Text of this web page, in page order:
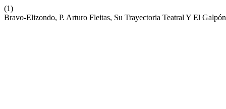
(1)
Bravo-Elizondo, P. Arturo Fleitas, Su Trayectoria Teatral Y El